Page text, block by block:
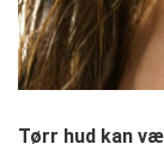
Tørr hud kan